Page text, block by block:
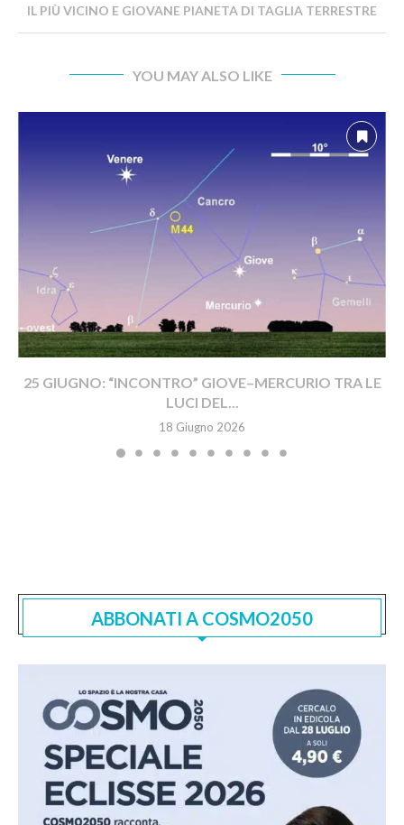
IL PIÙ VICINO E GIOVANE PIANETA DI TAGLIA TERRESTRE
YOU MAY ALSO LIKE
25 GIUGNO: “INCONTRO” GIOVE–MERCURIO TRA LE
LUCI DEL...
18 Giugno 2026
ABBONATI A COSMO2050